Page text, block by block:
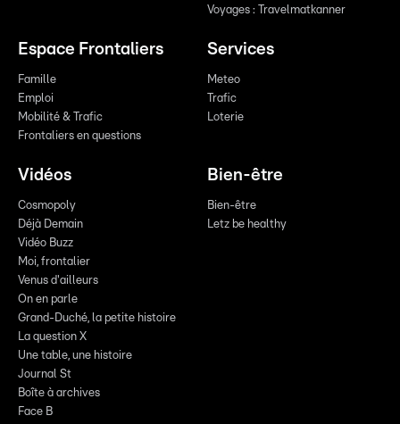
Voyages : Travelmatkanner
Espace Frontaliers
Famille
Emploi
Mobilité & Trafic
Frontaliers en questions
Services
Meteo
Trafic
Loterie
Vidéos
Cosmopoly
Déjà Demain
Vidéo Buzz
Moi, frontalier
Venus d'ailleurs
On en parle
Grand-Duché, la petite histoire
La question X
Une table, une histoire
Journal St
Boîte à archives
Face B
Bien-être
Bien-être
Letz be healthy